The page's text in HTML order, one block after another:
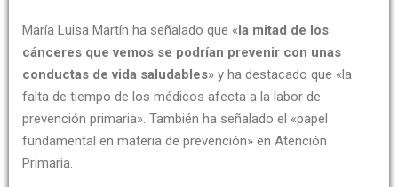
María Luisa Martín ha señalado que «la mitad de los
cánceres que vemos se podrían prevenir con unas
conductas de vida saludables» y ha destacado que «la
falta de tiempo de los médicos afecta a la labor de
prevención primaria». También ha señalado el «papel
fundamental en materia de prevención» en Atención
Primaria.